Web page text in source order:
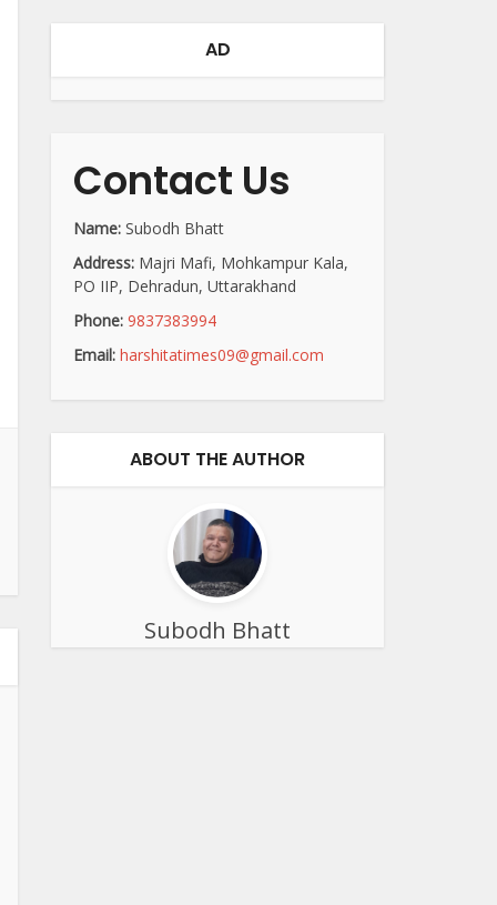
AD
Contact Us
Name: Subodh Bhatt
Address: Majri Mafi, Mohkampur Kala,
PO IIP, Dehradun, Uttarakhand
Phone: 9837383994
Email: harshitatimes09@gmail.com
ABOUT THE AUTHOR
Subodh Bhatt